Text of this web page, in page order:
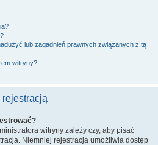
lub zagadnień prawnych związanych z tą
witryny?
witryny zależy czy, aby pisać
Niemniej rejestracja umożliwia dostęp